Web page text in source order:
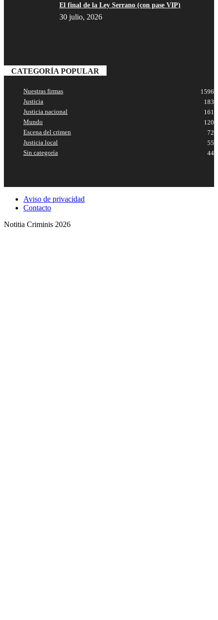
El final de la Ley Serrano (con pase VIP)
30 julio, 2026
CATEGORÍA POPULAR
Nuestras firmas
1596
Justicia
183
Justicia nacional
161
Mundo
120
Escena del crimen
72
Justicia local
55
Sin categoría
44
Aviso de privacidad
Contacto
Notitia Criminis 2026